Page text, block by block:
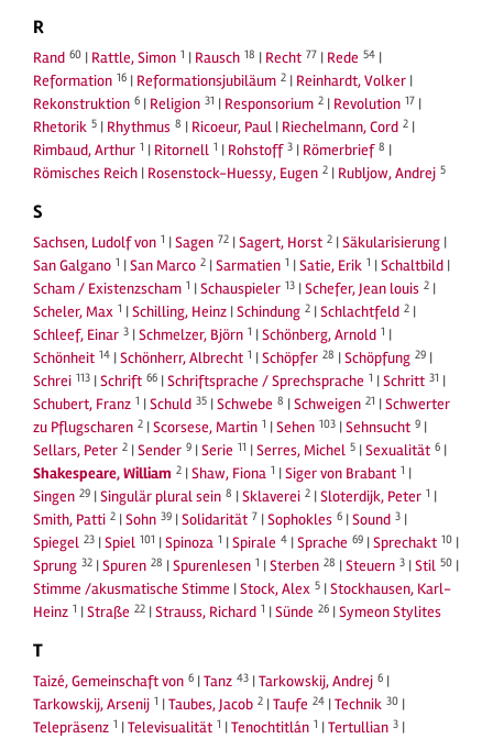
R
Rand 60 | Rattle, Simon 1 | Rausch 18 | Recht 77 | Rede 54 |
Reformation 16 | Reformationsjubiläum 2 | Reinhardt, Volker |
Rekonstruktion 6 | Religion 31 | Responsorium 2 | Revolution 17 |
Rhetorik 5 | Rhythmus 8 | Ricoeur, Paul | Riechelmann, Cord 2 |
Rimbaud, Arthur 1 | Ritornell 1 | Rohstoff 3 | Römerbrief 8 |
Römisches Reich | Rosenstock-Huessy, Eugen 2 | Rubljow, Andrej 5
S
Sachsen, Ludolf von 1 |Sagen 72 |Sagert, Horst 2 |Säkularisierung |
San Galgano 1 |San Marco 2 |Sarmatien 1 |Satie, Erik 1 |Schaltbild |
Scham / Existenzscham 1 |Schauspieler 13 |Schefer, Jean louis 2 |
Scheler, Max 1 |Schilling, Heinz |Schindung 2 |Schlachtfeld 2 |
Schleef, Einar 3 |Schmelzer, Björn 1 |Schönberg, Arnold 1 |
Schönheit 14 |Schönherr, Albrecht 1 |Schöpfer 28 |Schöpfung 29 |
Schrei 113 |Schrift 66 |Schriftsprache / Sprechsprache 1 |Schritt 31 |
Schubert, Franz 1 |Schuld 35 |Schwebe 8 |Schweigen 21 |Schwerter
zu Pflugscharen 2 |Scorsese, Martin 1 |Sehen 103 |Sehnsucht 9 |
Sellars, Peter 2 |Sender 9 |Serie 11 |Serres, Michel 5 |Sexualität 6 |
Shakespeare, William 2 |Shaw, Fiona 1 |Siger von Brabant 1 |
Singen 29 |Singulär plural sein 8 |Sklaverei 2 |Sloterdijk, Peter 1 |
Smith, Patti 2 |Sohn 39 |Solidarität 7 |Sophokles 6 |Sound 3 |
Spiegel 23 |Spiel 101 |Spinoza 1 |Spirale 4 |Sprache 69 |Sprechakt 10 |
Sprung 32 |Spuren 28 |Spurenlesen 1 |Sterben 28 |Steuern 3 |Stil 50 |
Stimme /akusmatische Stimme |Stock, Alex 5 |Stockhausen, Karl-
Heinz 1 |Straße 22 |Strauss, Richard 1 |Sünde 26 |Symeon Stylites
T
Taizé, Gemeinschaft von 6 |Tanz 43 |Tarkowskij, Andrej 6 |
Tarkowskij, Arsenij 1 |Taubes, Jacob 2 |Taufe 24 |Technik 30 |
Telepräsenz 1 |Televisualität 1 |Tenochtitlán 1 |Tertullian 3 |